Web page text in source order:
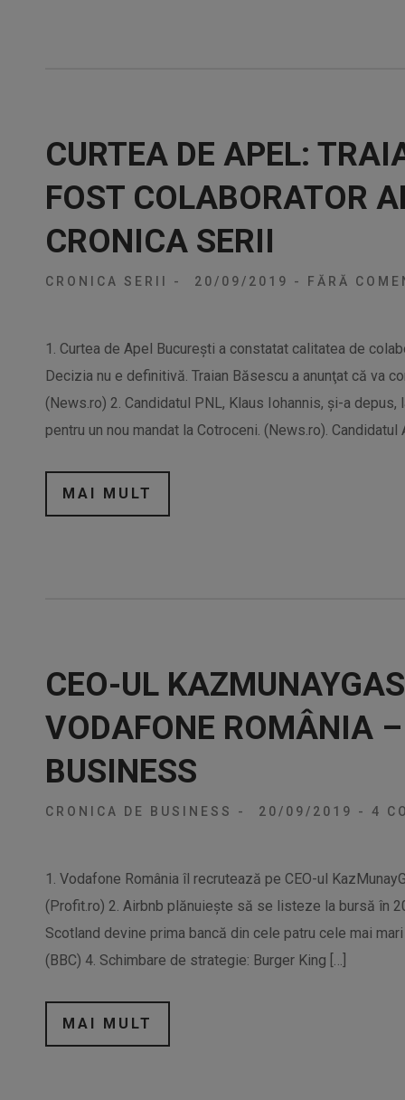
CURTEA DE APEL:
FOST COLABORATOR
CRONICA SERII
CRONICA SERII - 20/09/2019 - FĂRĂ
1. Curtea de Apel Bucureşti a constatat calitatea de
Decizia nu e definitivă. Traian Băsescu a anunţat că va
(News.ro) 2. Candidatul PNL, Klaus Iohannis, şi-a depus,
pentru un nou mandat la Cotroceni. (News.ro).
MAI MULT
CEO-UL
VODAFONE ROMÂNIA
BUSINESS
CRONICA DE BUSINESS - 20/09/2019 - 4
1. Vodafone România îl recrutează pe CEO-ul
(Profit.ro) 2. Airbnb plănuiește să se listeze la bursă în
Scotland devine prima bancă din cele patru cele mai
(BBC) 4. Schimbare de strategie: Burger King […]
MAI MULT